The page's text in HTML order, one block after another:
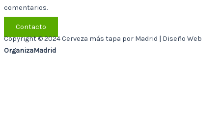
comentarios.
Contacto
Copyright © 2024 Cerveza más tapa por Madrid | Diseño Web
OrganizaMadrid